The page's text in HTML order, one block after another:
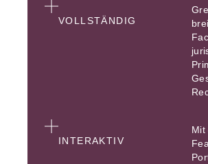
VOLLSTÄNDIG
INTERAKTIV
Mit